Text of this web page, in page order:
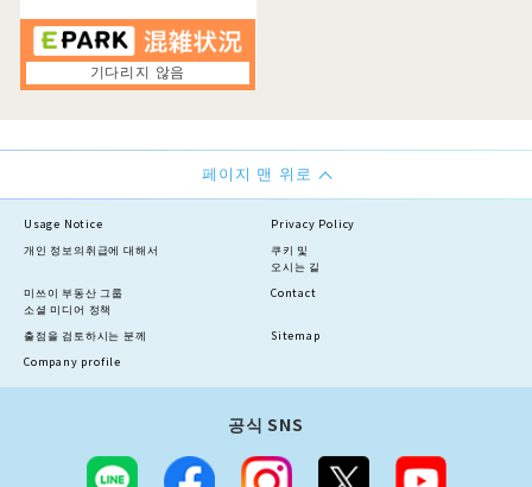
요일에 따라 금연
흡연 가능
기다리지 않음
페이지 맨 위로
Usage Notice
Privacy Policy
개인 정보의취급에 대해서
쿠키 및
오시는 길
미쓰이 부동산 그룹
소셜 미디어 정책
Contact
출점을 검토하시는 분께
Sitemap
Company profile
공식 SNS